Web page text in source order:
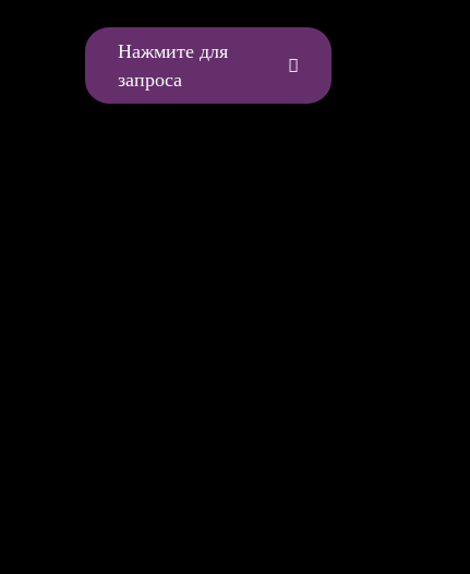
Нажмите для
запроса